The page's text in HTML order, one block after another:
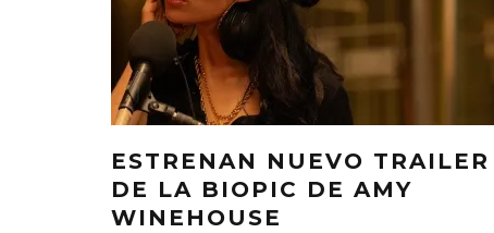
ESTRENAN NUEVO TRAILER
DE LA BIOPIC DE AMY
WINEHOUSE